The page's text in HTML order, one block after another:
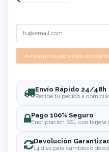
Envío Rápido 24/48h
Recibe tu pedido a
Pago 100% Seguro
Encriptación SSL con tarjeta
Devolución
14 días para cambios o